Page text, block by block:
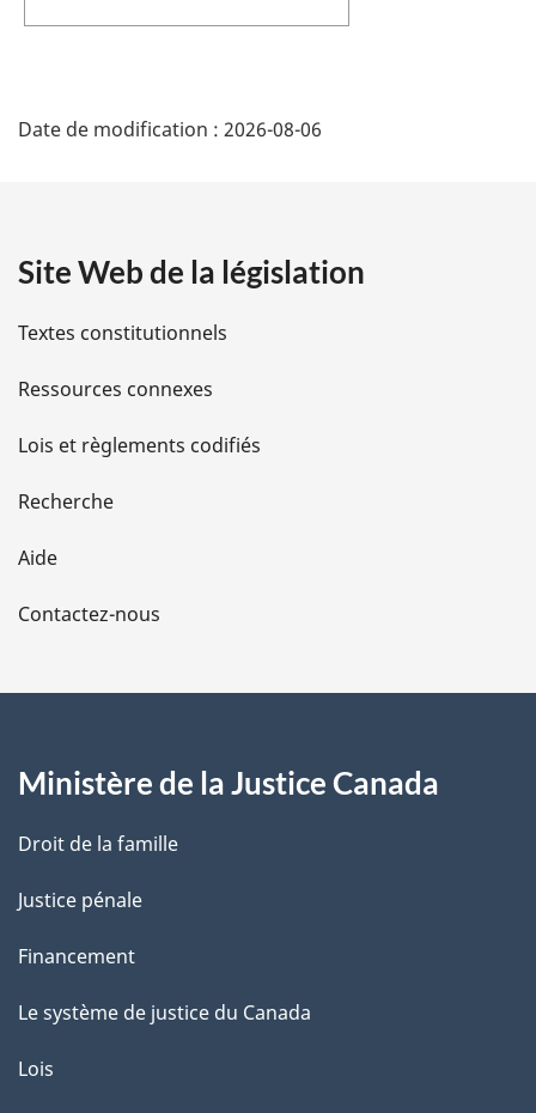
Ã
t
l
s
d
e
l
a
Date de modification : 2026-08-06
Site Web de la législation
Textes constitutionnels
Ressources connexes
Lois et règlements codifiés
Recherche
Aide
Contactez-nous
Ministère de la Justice Canada
Droit de la famille
Justice pénale
Financement
Le système de justice du Canada
Lois